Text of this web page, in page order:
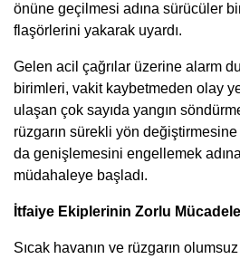
önüne geçilmesi adına sürücüler
flaşörlerini yakarak uyardı.
Gelen acil çağrılar üzerine alarm
birimleri, vakit kaybetmeden olay
ulaşan çok sayıda yangın
rüzgarın sürekli yön
da genişlemesini engellemek
müdahaleye başladı.
İtfaiye Ekiplerinin Zorlu
Sıcak havanın ve rüzgarın